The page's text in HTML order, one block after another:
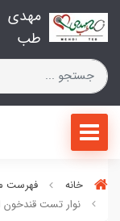
مهدی
طب
خانه
فهرست
نوار تست قندخون اکیوچک